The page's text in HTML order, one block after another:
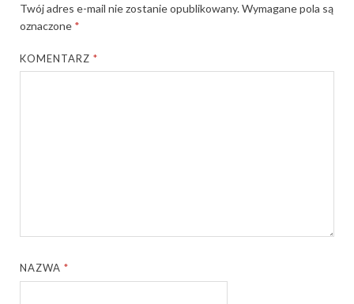
Twój adres e-mail nie zostanie opublikowany.Wymagane pola są
oznaczone *
KOMENTARZ*
NAZWA*